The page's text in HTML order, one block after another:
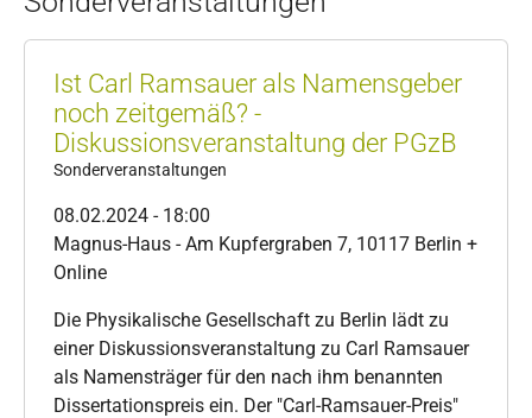
Ist Carl Ramsauer als Namensgeber
noch zeitgemäß? -
Diskussionsveranstaltung der PGzB
Sonderveranstaltungen
08.02.2024 - 18:00
Magnus-Haus - Am Kupfergraben 7, 10117 Berlin +
Online
Die Physikalische Gesellschaft zu Berlin lädt zu
einer Diskussionsveranstaltung zu Carl Ramsauer
als Namensträger für den nach ihm benannten
Dissertationspreis ein. Der "Carl-Ramsauer-Preis"